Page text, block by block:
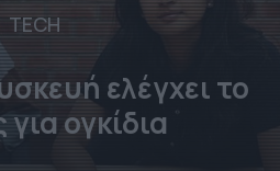
TECH
ελέγχει το
ογκίδια